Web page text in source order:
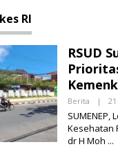
RI
RSUD
Berita |
Kesehatan
dr H Moh